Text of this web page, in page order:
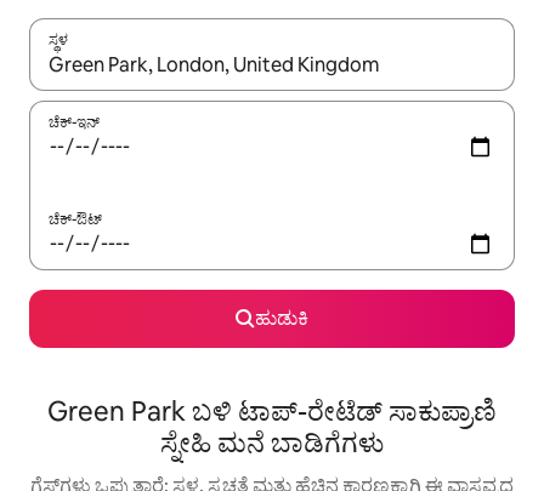
ಸ್ಥಳ
ಫಲಿತಾಂಶಗಳು ಲಭ್ಯವಿರುವಾಗ, ಅಪ್ ಮತ್ತು ಡೌನ್ ಬಾಣದ ಕೀಲಿಗಳೊಂದಿಗೆ
ಚೆಕ್-ಇನ್
ಚೆಕ್-ಔಟ್
ಹುಡುಕಿ
Green Park ಬಳಿ ಟಾಪ್-ರೇಟೆಡ್ ಸಾಕುಪ್ರಾಣಿ
ಸ್ನೇಹಿ ಮನೆ ಬಾಡಿಗೆಗಳು
ಗೆಸ್ಟ್‌ಗಳು ಒಪ್ಪುತ್ತಾರೆ: ಸ್ಥಳ, ಸ್ವಚ್ಛತೆ ಮತ್ತು ಹೆಚ್ಚಿನ ಕಾರಣಕ್ಕಾಗಿ ಈ ವಾಸ್ತವ್ಯದ